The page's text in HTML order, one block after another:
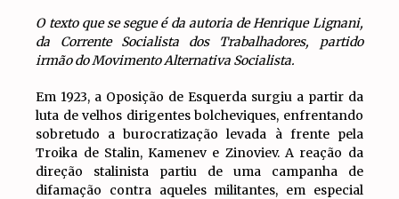
O texto que se segue é da autoria de Henrique Lignani,
da Corrente Socialista dos Trabalhadores, partido
irmão do Movimento Alternativa Socialista.
Em 1923, a Oposição de Esquerda surgiu a partir da
luta de velhos dirigentes bolcheviques, enfrentando
sobretudo a burocratização levada à frente pela
Troika de Stalin, Kamenev e Zinoviev. A reação da
direção stalinista partiu de uma campanha de
difamação contra aqueles militantes, em especial